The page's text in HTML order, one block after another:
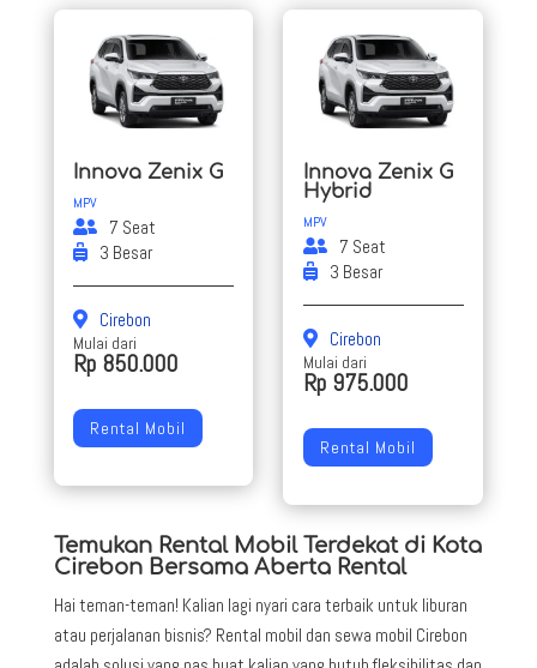
Innova Zenix G
MPV
7 Seat
3 Besar
Cirebon
Mulai dari
Rp 850.000
Rental Mobil
Innova Zenix G
Hybrid
MPV
7 Seat
3 Besar
Cirebon
Mulai dari
Rp 975.000
Rental Mobil
Temukan Rental Mobil Terdekat di Kota
Cirebon Bersama Aberta Rental
Hai teman-teman! Kalian lagi nyari cara terbaik untuk liburan
atau perjalanan bisnis? Rental mobil dan sewa mobil Cirebon